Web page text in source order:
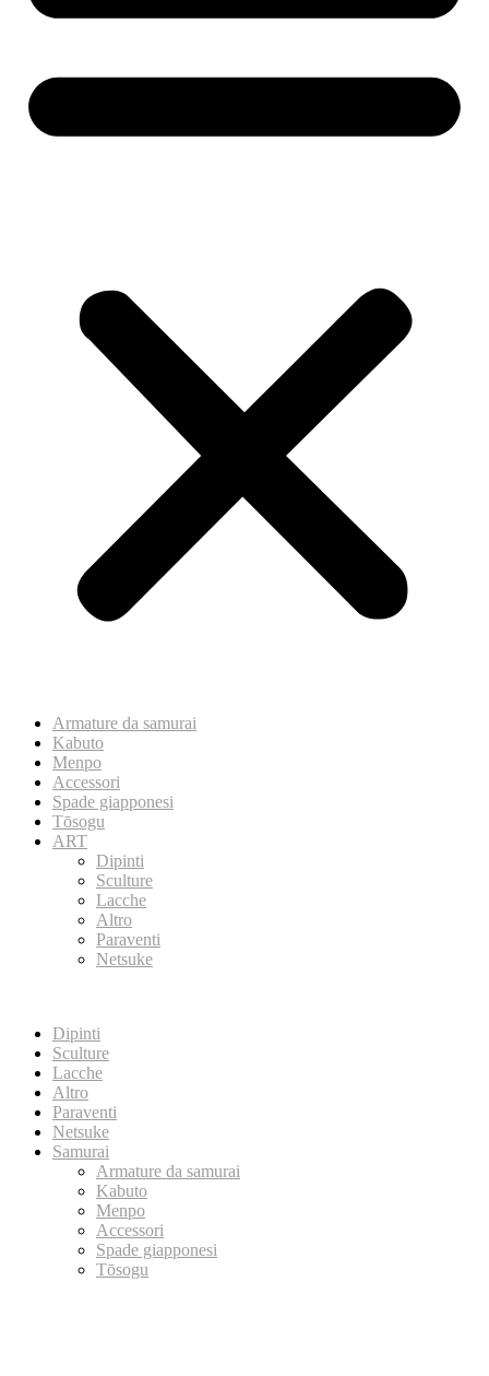
Armature da samurai
Kabuto
Menpo
Accessori
Spade giapponesi
Tōsogu
ART
Dipinti
Sculture
Lacche
Altro
Paraventi
Netsuke
Dipinti
Sculture
Lacche
Altro
Paraventi
Netsuke
Samurai
Armature da samurai
Kabuto
Menpo
Accessori
Spade giapponesi
Tōsogu